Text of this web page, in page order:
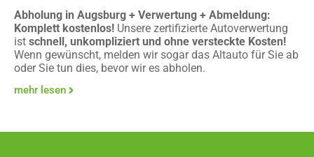
Abholung in Augsburg + Verwertung + Abmeldung:
Komplett kostenlos! Unsere zertifizierte Autoverwertung
ist schnell, unkompliziert und ohne versteckte Kosten!
Wenn gewünscht, melden wir sogar das Altauto für Sie ab
oder Sie tun dies, bevor wir es abholen.
mehr lesen